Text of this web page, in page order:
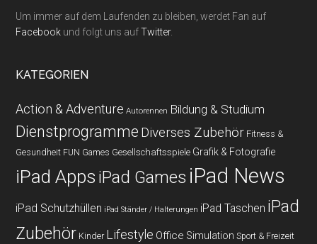
Um immer auf dem Laufenden zu bleiben, werdet Fan auf
Facebook und folgt uns aufTwitter.
KATEGORIEN
Action & Adventure Autorennen Bildung & Studium
Dienstprogramme Diverses Zubehör Fitness &
Gesundheit FUN Games Gesellschaftsspiele Grafik & Fotografie
iPad Apps iPad Games iPad News
iPad Schutzhüllen iPad Ständer / Halterungen iPad Taschen iPad
Zubehör Kinder Lifestyle Office Simulation Sport & Freizeit